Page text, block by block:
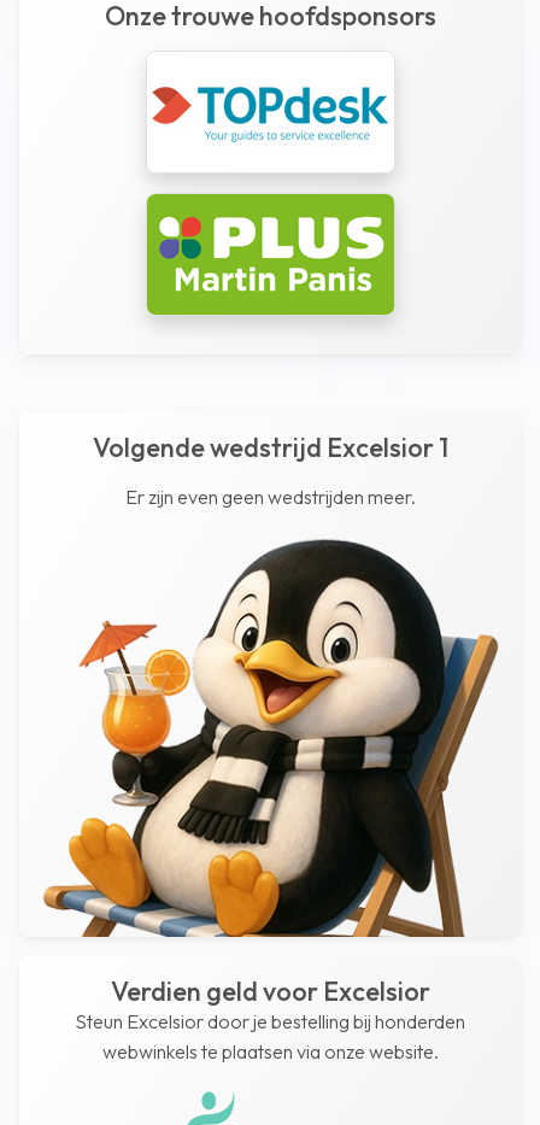
Onze trouwe hoofdsponsors
Volgende wedstrijd Excelsior 1
Er zijn even geen wedstrijden meer.
Verdien geld voor Excelsior
Steun Excelsior door je bestelling bij honderden
webwinkels te plaatsen via onze website.